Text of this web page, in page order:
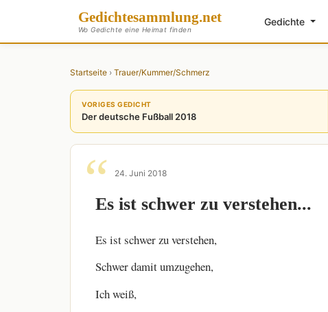
Gedichtesammlung.net
Wo Gedichte eine Heimat finden
Gedichte
Startseite › Trauer/Kummer/Schmerz
VORIGES GEDICHT
Der deutsche Fußball 2018
24. Juni 2018
Es ist schwer zu verstehen...
Es ist schwer zu verstehen,
Schwer damit umzugehen,
Ich weiß,